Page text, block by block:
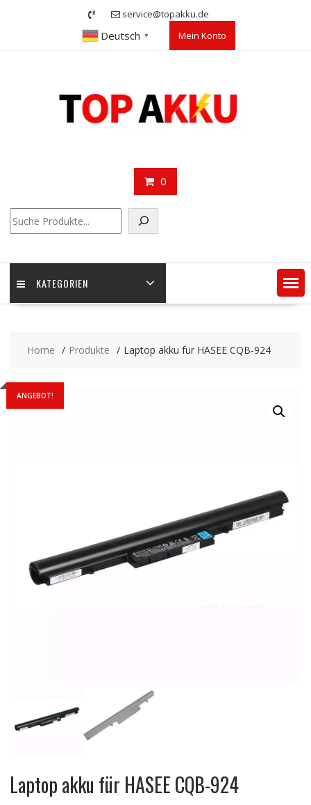
service@topakku.de
Deutsch ▼ Mein Konto
0
KATEGORIEN
Home Produkte Laptop akku für HASEE CQB-924
ANGEBOT!
Laptop akku für HASEE CQB-924